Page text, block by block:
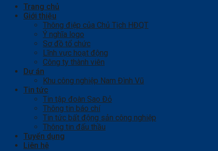
Trang chủ
Giới thiệu
Thông điệp của Chủ Tịch HĐQT
Ý nghĩa logo
Sơ đồ tổ chức
Lĩnh vực hoạt động
Công ty thành viên
Dự án
Khu công nghiệp Nam Đình Vũ
Tin tức
Tin tập đoàn Sao Đỏ
Thông tin báo chí
Tin tức bất động sản công nghiệp
Thông tin đấu thầu
Tuyển dụng
Liên hệ